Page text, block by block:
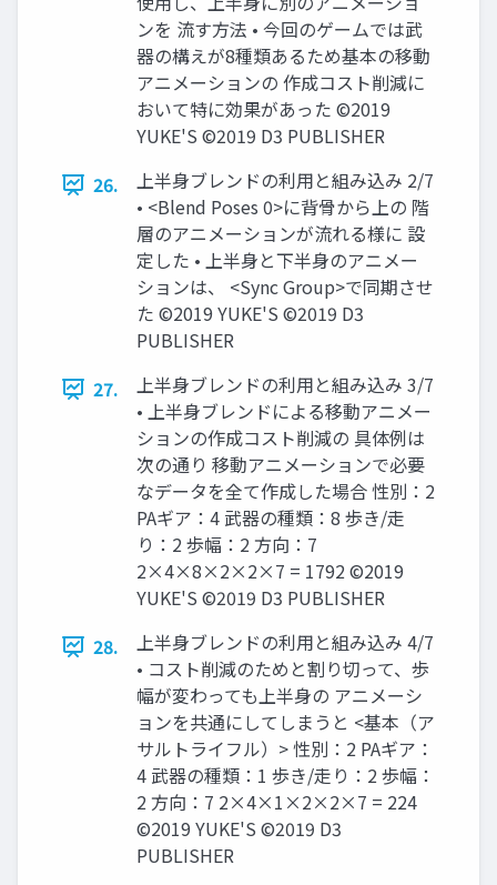
ンを 流す方法 • 今回のゲームでは武
器の構えが8種類あるため基本の移動
アニメーションの 作成コスト削減に
おいて特に効果があった ©2019
YUKE'S ©2019 D3 PUBLISHER
26.
上半身ブレンドの利用と組み込み 2/7
• <Blend Poses 0>に背骨から上の 階
層のアニメーションが流れる様に 設
定した • 上半身と下半身のアニメー
ションは、 <Sync Group>で同期させ
た ©2019 YUKE'S ©2019 D3
PUBLISHER
27.
上半身ブレンドの利用と組み込み 3/7
• 上半身ブレンドによる移動アニメー
ションの作成コスト削減の 具体例は
次の通り 移動アニメーションで必要
なデータを全て作成した場合 性別：2
PAギア：4 武器の種類：8 歩き/走
り：2 歩幅：2 方向：7
2×4×8×2×2×7 = 1792 ©2019
YUKE'S ©2019 D3 PUBLISHER
28.
上半身ブレンドの利用と組み込み 4/7
• コスト削減のためと割り切って、歩
幅が変わっても上半身の アニメーシ
ョンを共通にしてしまうと <基本（ア
サルトライフル）> 性別：2 PAギア：
4 武器の種類：1 歩き/走り：2 歩幅：
2 方向：7 2×4×1×2×2×7 = 224
©2019 YUKE'S ©2019 D3
PUBLISHER